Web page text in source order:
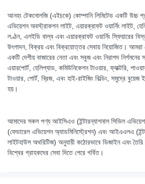
আনহং টেকনোলজি (এইচকে) কোম্পানি লিমিটেড একটি উচ্চ
এভিয়েশন অবস্ট্রাকশন লাইট, এয়ারক্রাফট ওয়ার্নিং লাইট,
লণ্ঠন, এলইডি বাল্ব এবং এয়ারক্রাফট ওয়ার্নিং স্ফিয়ারের
উৎপাদন, বিক্রয় এবং বিক্রয়োত্তর সেবায় নিয়োজিত। আমরা
একটি দেশীয় বাজারের নেতা এবং সবুজ এবং নিরাপদ
এয়ারপোর্ট, হেলিপ্যাড, কমিউনিকেশন টাওয়ার, ফ্যাক্টরি,
টাওয়ার, পোর্ট, ব্রিজ, এবং হাই-রাইজিং বিল্ডিং, সমুদ্রে বুয়েজ
হয়।
আমাদের সকল পণ্য আইসিএও (ইন্টারন্যাশনাল সিভিল
(ফেডারেল এভিয়েশন অ্যাডমিনিস্ট্রেশন) এবং আইএএলএ
লাইটহাউস অথরিটিজ) অনুযায়ী কঠোরভাবে ডিজাইন এবং
বিশ্বের গ্রাহকদের সেবা দিতে পেরে গর্বিত।